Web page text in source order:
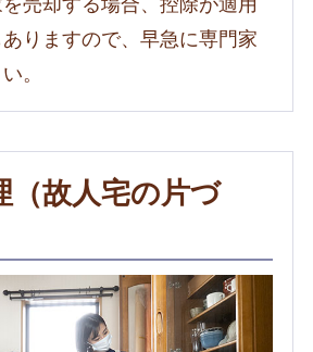
りますので、早急に専門家
。
故人宅の片づ